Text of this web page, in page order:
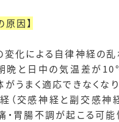
原因】
化による自律神経の乱
晩と日中の気温差が
がうまく適応できなくなり
（交感神経と副交感神
・胃腸不調が起こる可能